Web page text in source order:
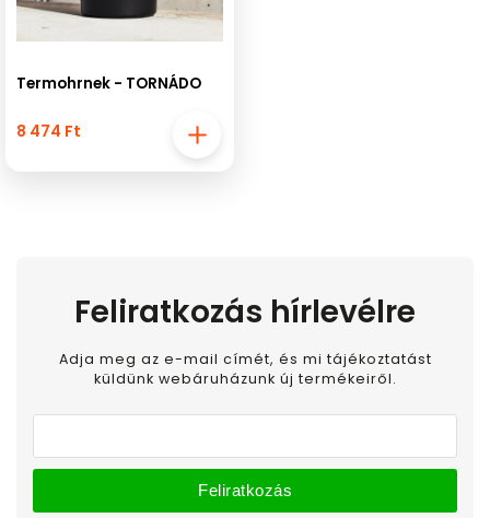
Termohrnek - TORNÁDO
8 474 Ft
Feliratkozás hírlevélre
Adja meg az e-mail címét, és mi tájékoztatást
küldünk webáruházunk új termékeiről.
Feliratkozás